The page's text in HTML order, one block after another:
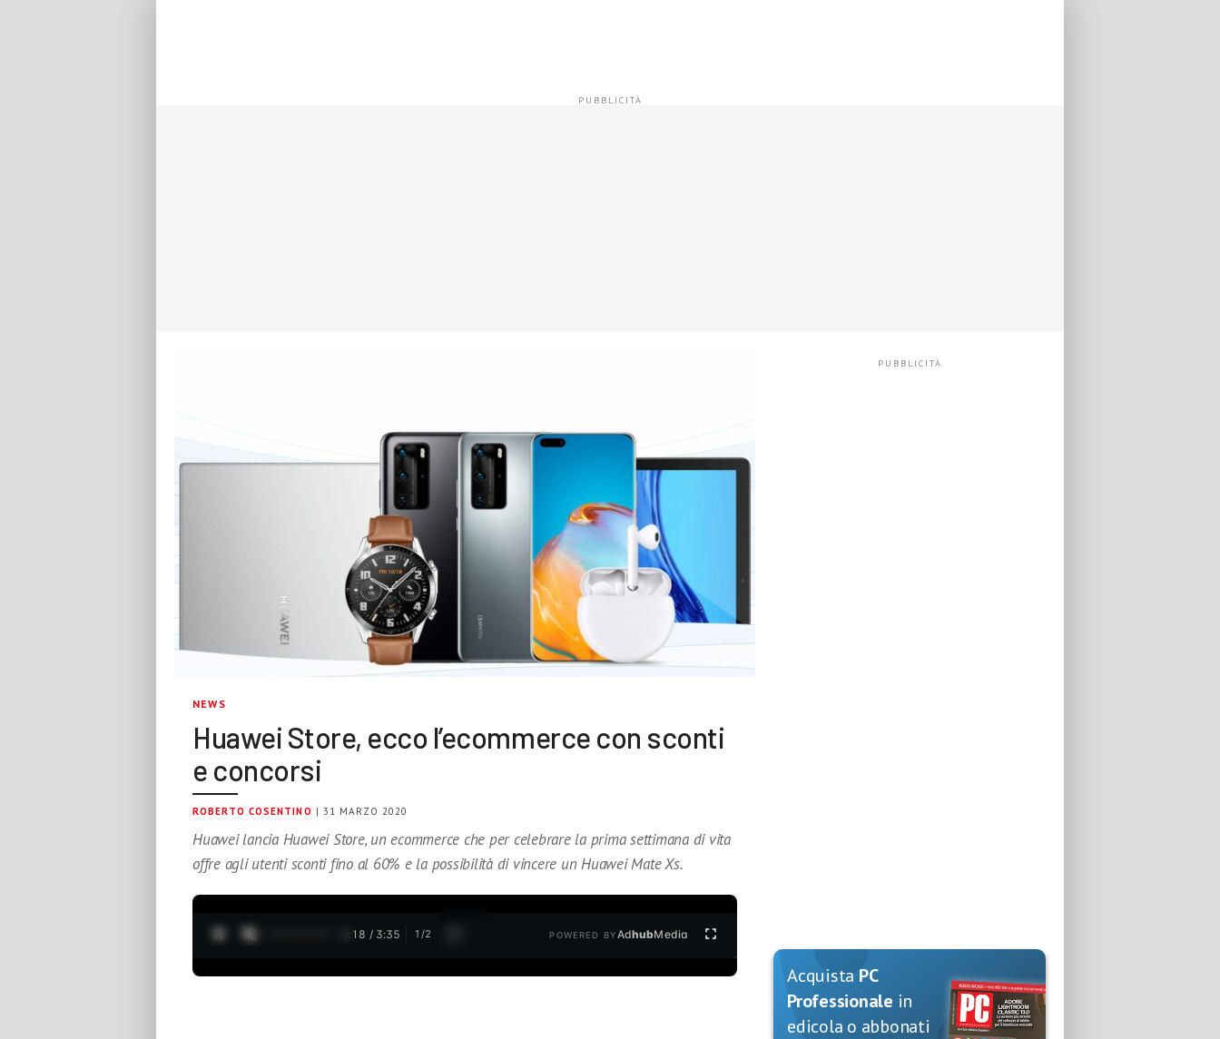
NEWS
Huawei Store, ecco l’ecommerce con sconti
e concorsi
ROBERTO COSENTINO | 31 MARZO 2020
Huawei lancia Huawei Store, un ecommerce che per celebrare la prima settimana di vita
offre agli utenti sconti fino al 60% e la possibilità di vincere un Huawei Mate Xs.
0:19 / 3:35 1 /2 POWERED BYAdhubMedia
Acquista PC
Professionale in
edicola o abbonati